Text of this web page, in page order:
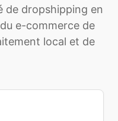
de dropshipping en
e-commerce de
local et de